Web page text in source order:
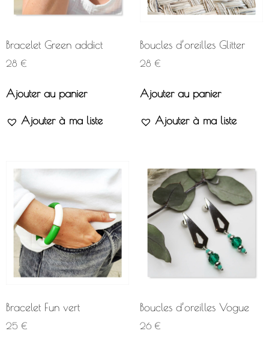
Bracelet Green addict
28 €
Ajouter au panier
Ajouter à ma liste
Boucles d’oreilles Glitter
28 €
Ajouter au panier
Ajouter à ma liste
Bracelet Fun vert
25 €
Boucles d’oreilles Vogue
26 €